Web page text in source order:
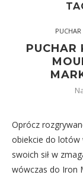
PUCHAR
Oprócz
obiekcie do lotów
swoich sił w
wówczas do Iron